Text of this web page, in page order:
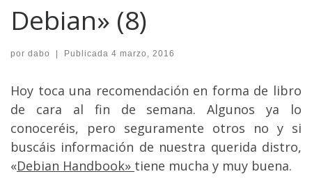
Debian» (8)
por dabo | Publicada 4 marzo, 2016
Hoy toca una recomendación en forma de libro
de cara al fin de semana. Algunos ya lo
conoceréis, pero seguramente otros no y si
buscáis información de nuestra querida distro,
«Debian Handbook» tiene mucha y muy buena.